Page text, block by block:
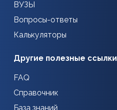
ВУЗЫ
Вопросы-ответы
Калькуляторы
Другие полезные ссылки
FAQ
Справочник
База знаний